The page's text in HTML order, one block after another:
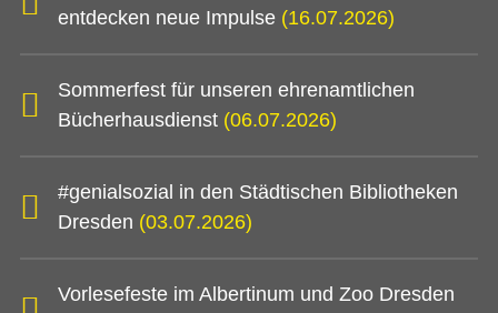
entdecken neue Impulse (16.07.2026)
Sommerfest für unseren ehrenamtlichen
Bücherhausdienst (06.07.2026)
#genialsozial in den Städtischen Bibliotheken
Dresden (03.07.2026)
Vorlesefeste im Albertinum und Zoo Dresden